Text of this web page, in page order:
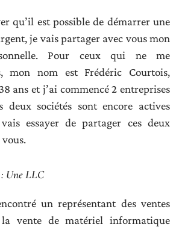
qu’il est possible de démarrer une
je vais partager avec vous mon
Pour ceux qui ne me
mon nom est Frédéric Courtois,
ans et j’ai commencé 2 entreprises
deux sociétés sont encore actives
essayer de partager ces deux
vous.
Une LLC
un représentant des ventes
la vente de matériel informatique